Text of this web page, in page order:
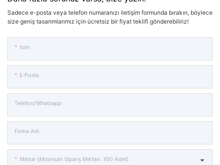
Sadece e-posta veya telefon numaranızı iletişim formunda bırakın, böylece
size geniş tasarımlarımız için ücretsiz bir fiyat teklifi gönderebiliriz!
Isim
E-Posta
Telefon/Whatsapp
Firma Adı
Miktar (Minimum Sipariş Miktarı: 300 Adet)